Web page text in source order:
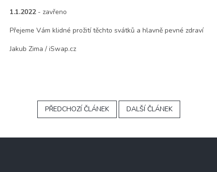
1.1.2022 - zavřeno
Přejeme Vám klidné prožití těchto svátků a hlavně pevné zdraví
Jakub Zima / iSwap.cz
PŘEDCHOZÍ ČLÁNEK DALŠÍ ČLÁNEK